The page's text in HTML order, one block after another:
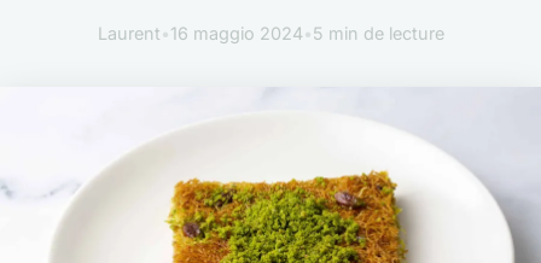
Laurent•16 maggio 2024•5 min de lecture